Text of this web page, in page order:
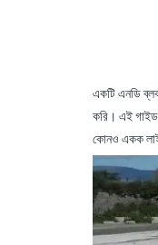
একটি এনডি
করি। এই
কোনও একক